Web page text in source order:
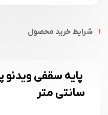
شرایط خرید محصول
سانتی متر